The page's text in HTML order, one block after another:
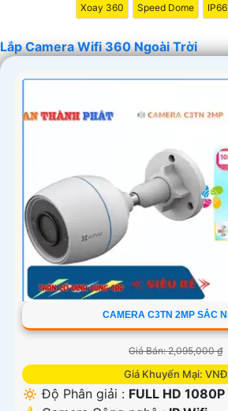
'
Xoay 360 Speed Dome IP66
Lắp Camera Wifi 360 Ngoài Trời
CAMERA C3TN 2MP SẮC
Giá Bán: 2,095,000 ₫
Giá Khuyến Mại: VNĐ
🔅 Độ Phân giải : FULL HD 1080P